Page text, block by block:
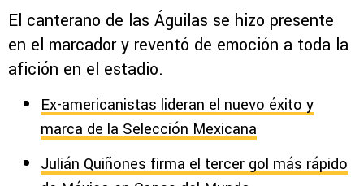
El canterano de las Águilas se hizo presente
en el marcador y reventó de emoción a toda la
afición en el estadio.
Ex-americanistas lideran el nuevo éxito y
marca de la Selección Mexicana
Julián Quiñones firma el tercer gol más rápido